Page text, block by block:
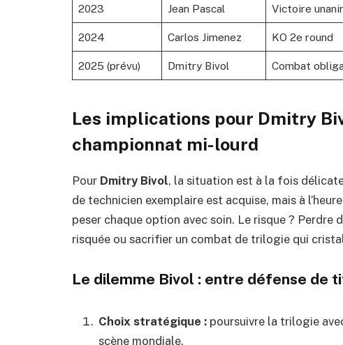
2023 Jean Pascal Victoire
2024 Carlos Jimenez KO 2e round
2025 (prévu) Dmitry Bivol Combat
Les implications pour Dmitry
championnat mi-lourd
Pour Dmitry Bivol, la situation est à la fois
de technicien exemplaire est acquise, mais à
peser chaque option avec soin. Le risque ?
risquée ou sacrifier un combat de trilogie qui
Le dilemme Bivol : entre défense de
Choix stratégique : poursuivre la trilogie
scène mondiale.